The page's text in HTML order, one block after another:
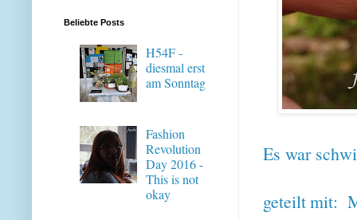
Es war
geteilt mit:
Beliebte Posts
H54F -
diesmal erst
am Sonntag
Fashion
Revolution
Day 2016 -
This is not
okay